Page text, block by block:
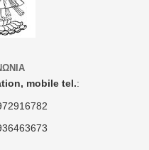
mobile tel.: